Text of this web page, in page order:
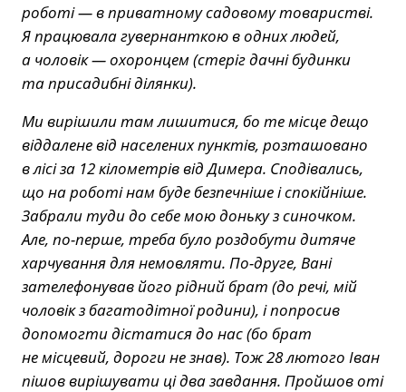
роботі — в приватному садовому товаристві.
Я працювала гувернанткою в одних людей,
а чоловік — охоронцем (стеріг дачні будинки
та присадибні ділянки).
Ми вирішили там лишитися, бо те місце дещо
віддалене від населених пунктів, розташовано
в лісі за 12 кілометрів від Димера. Сподівались,
що на роботі нам буде безпечніше і спокійніше.
Забрали туди до себе мою доньку з синочком.
Але, по-перше, треба було роздобути дитяче
харчування для немовляти. По-друге, Вані
зателефонував його рідний брат (до речі, мій
чоловік з багатодітної родини), і попросив
допомогти дістатися до нас (бо брат
не місцевий, дороги не знав). Тож 28 лютого Іван
пішов вирішувати ці два завдання. Пройшов оті